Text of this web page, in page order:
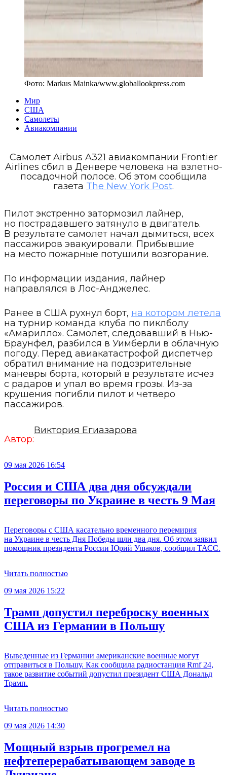
Фото: Markus Mainka/www.globallookpress.com
Мир
США
Самолеты
Авиакомпании
Самолет Airbus A321 авиакомпании Frontier
Airlines сбил в Денвере человека на взлетно-
посадочной полосе. Об этом сообщила
газета The New York Post.
Пилот экстренно затормозил лайнер,
но пострадавшего затянуло в двигатель.
В результате самолет начал дымиться, всех
пассажиров эвакуировали. Прибывшие
на место пожарные потушили возгорание.
По информации издания, лайнер
направлялся в Лос-Анджелес.
Ранее в США рухнул борт, на котором летела
на турнир команда клуба по пиклболу
«Амарилло». Самолет, следовавший в Нью-
Браунфел, разбился в Уимберли в облачную
погоду. Перед авиакатастрофой диспетчер
обратил внимание на подозрительные
маневры борта, который в результате исчез
с радаров и упал во время грозы. Из-за
крушения погибли пилот и четверо
пассажиров.
Автор:
Виктория Егиазарова
09 мая 2026 16:54
Россия и США два дня обсуждали
переговоры по Украине в честь 9 Мая
Переговоры с США касательно временного перемирия
на Украине в честь Дня Победы шли два дня. Об этом заявил
помощник президента России Юрий Ушаков, сообщил ТАСС.
Читать полностью
09 мая 2026 15:22
Трамп допустил переброску военных
США из Германии в Польшу
Выведенные из Германии американские военные могут
отправиться в Польшу. Как сообщила радиостанция Rmf 24,
такое развитие событий допустил президент США Дональд
Трамп.
Читать полностью
09 мая 2026 14:30
Мощный взрыв прогремел на
нефтеперерабатывающем заводе в